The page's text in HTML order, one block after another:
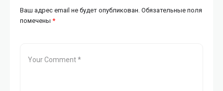
Ваш адрес email не будет опубликован. Обязательные поля
помечены *